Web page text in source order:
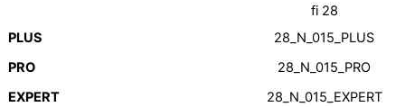
fi 28
PLUS
28_N_015_PLUS
PRO
28_N_015_PRO
EXPERT
28_N_015_EXPERT